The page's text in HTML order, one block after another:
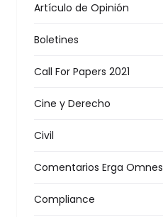
Artículo de Opinión
Boletines
Call For Papers 2021
Cine y Derecho
Civil
Comentarios Erga Omnes
Compliance